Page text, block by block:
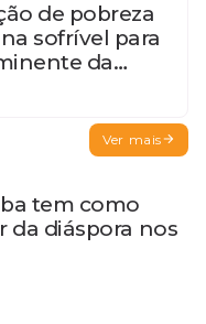
de pobreza
sofrível para
da
do Quinto
Ver mais
tem como
da diáspora nos